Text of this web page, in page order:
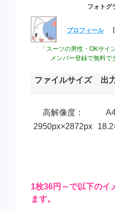
フォトグ
プロフィール
「スーツの男性・OKサイ
メンバー登録で無料で
ファイルサイズ 出
高解像度：
2950px×2872px
1枚36円～で以下のイ
ます。